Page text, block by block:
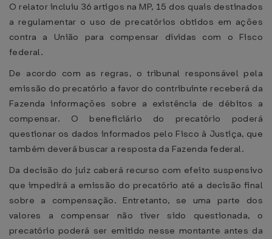
O relator incluiu 36 artigos na MP, 15 dos quais destinados
a regulamentar o uso de precatórios obtidos em ações
contra a União para compensar dívidas com o Fisco
federal.
De acordo com as regras, o tribunal responsável pela
emissão do precatório a favor do contribuinte receberá da
Fazenda informações sobre a existência de débitos a
compensar. O beneficiário do precatório poderá
questionar os dados informados pelo Fisco à Justiça, que
também deverá buscar a resposta da Fazenda federal.
Da decisão do juiz caberá recurso com efeito suspensivo
que impedirá a emissão do precatório até a decisão final
sobre a compensação. Entretanto, se uma parte dos
valores a compensar não tiver sido questionada, o
precatório poderá ser emitido nesse montante antes da